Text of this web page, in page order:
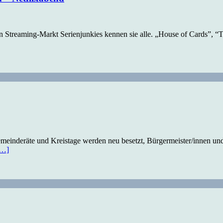
Markt Serienjunkies kennen sie alle. „House of Cards”,
und Kreistage werden neu besetzt, Bürgermeister/innen